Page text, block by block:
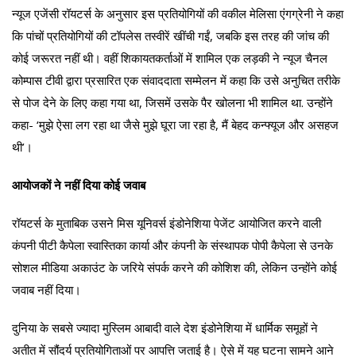
न्यूज एजेंसी रॉयटर्स के अनुसार इस प्रतियोगियों की वकील मेलिसा एंगग्रेनी ने कहा
कि पांचों प्रतियोगियों की टॉपलेस तस्वीरें खींची गईं, जबकि इस तरह की जांच की
कोई जरूरत नहीं थी। वहीं शिकायतकर्ताओं में शामिल एक लड़की ने न्यूज चैनल
कोम्पास टीवी द्वारा प्रसारित एक संवाददाता सम्मेलन में कहा कि उसे अनुचित तरीके
से पोज देने के लिए कहा गया था, जिसमें उसके पैर खोलना भी शामिल था. उन्होंने
कहा- ‘मुझे ऐसा लग रहा था जैसे मुझे घूरा जा रहा है, मैं बेहद कन्फ्यूज और असहज
थी’।
आयोजकों ने नहीं दिया कोई जवाब
रॉयटर्स के मुताबिक उसने मिस यूनिवर्स इंडोनेशिया पेजेंट आयोजित करने वाली
कंपनी पीटी कैपेला स्वास्तिका कार्या और कंपनी के संस्थापक पोपी कैपेला से उनके
सोशल मीडिया अकाउंट के जरिये संपर्क करने की कोशिश की, लेकिन उन्होंने कोई
जवाब नहीं दिया।
दुनिया के सबसे ज्यादा मुस्लिम आबादी वाले देश इंडोनेशिया में धार्मिक समूहों ने
अतीत में सौंदर्य प्रतियोगिताओं पर आपत्ति जताई है। ऐसे में यह घटना सामने आने